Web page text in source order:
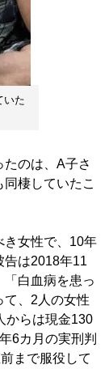
いた
のは、A子さ
棲していたこ
女性で、10年
告は2018年11
「白血病を患っ
て、2人の女性
からは現金130
6カ月の実刑判
まで服役して